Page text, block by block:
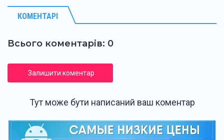
КОМЕНТАРІ
Всього коментарів: 0
Залишити коментар
Тут може бути написаний ваш коментар